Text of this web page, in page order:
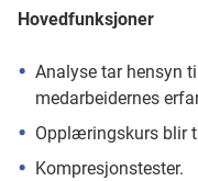
Hovedfunksjoner
Analyse tar hensyn
medarbeidernes
Opplæringskurs blir
Kompresjonstester.